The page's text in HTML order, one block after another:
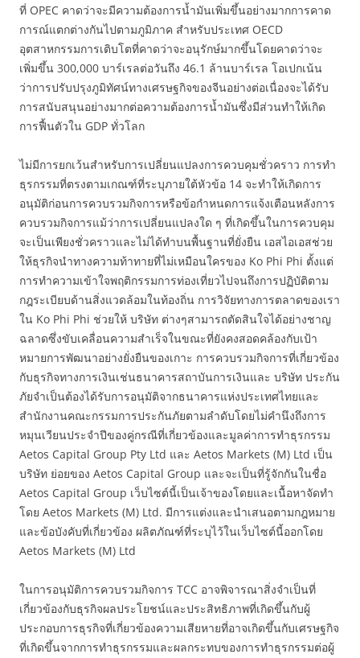
ที่ OPEC คาดว่าจะมีความต้องการน้ำมันเพิ่มขึ้นอย่างมากการคาด
การณ์แตกต่างกันไปตามภูมิภาค สำหรับประเทศ OECD
อุตสาหกรรมการเติบโตที่คาดว่าจะอนุรักษ์มากขึ้นโดยคาดว่าจะ
เพิ่มขึ้น 300,000 บาร์เรลต่อวันถึง 46.1 ล้านบาร์เรล โอเปกเน้น
ว่าการปรับปรุงภูมิทัศน์ทางเศรษฐกิจของจีนอย่างต่อเนื่องจะได้รับ
การสนับสนุนอย่างมากต่อความต้องการน้ำมันซึ่งมีส่วนทำให้เกิด
การฟื้นตัวใน GDP ทั่วโลก
ไม่มีการยกเว้นสำหรับการเปลี่ยนแปลงการควบคุมชั่วคราว การทำ
ธุรกรรมที่ตรงตามเกณฑ์ที่ระบุภายใต้หัวข้อ 14 จะทำให้เกิดการ
อนุมัติก่อนการควบรวมกิจการหรือข้อกำหนดการแจ้งเตือนหลังการ
ควบรวมกิจการแม้ว่าการเปลี่ยนแปลงใด ๆ ที่เกิดขึ้นในการควบคุม
จะเป็นเพียงชั่วคราวและไม่ได้ทำบนพื้นฐานที่ยั่งยืน เอสไอเอสช่วย
ให้ธุรกิจนำทางความท้าทายที่ไม่เหมือนใครของ Ko Phi Phi ตั้งแต่
การทำความเข้าใจพฤติกรรมการท่องเที่ยวไปจนถึงการปฏิบัติตาม
กฎระเบียบด้านสิ่งแวดล้อมในท้องถิ่น การวิจัยทางการตลาดของเรา
ใน Ko Phi Phi ช่วยให้ บริษัท ต่างๆสามารถตัดสินใจได้อย่างชาญ
ฉลาดซึ่งขับเคลื่อนความสำเร็จในขณะที่ยังคงสอดคล้องกับเป้า
หมายการพัฒนาอย่างยั่งยืนของเกาะ การควบรวมกิจการที่เกี่ยวข้อง
กับธุรกิจทางการเงินเช่นธนาคารสถาบันการเงินและ บริษัท ประกัน
ภัยจำเป็นต้องได้รับการอนุมัติจากธนาคารแห่งประเทศไทยและ
สำนักงานคณะกรรมการประกันภัยตามลำดับโดยไม่คำนึงถึงการ
หมุนเวียนประจำปีของคู่กรณีที่เกี่ยวข้องและมูลค่าการทำธุรกรรม
Aetos Capital Group Pty Ltd และ Aetos Markets (M) Ltd เป็น
บริษัท ย่อยของ Aetos Capital Group และจะเป็นที่รู้จักกันในชื่อ
Aetos Capital Group เว็บไซต์นี้เป็นเจ้าของโดยและเนื้อหาจัดทำ
โดย Aetos Markets (M) Ltd. มีการแต่งและนำเสนอตามกฎหมาย
และข้อบังคับที่เกี่ยวข้อง ผลิตภัณฑ์ที่ระบุไว้ในเว็บไซต์นี้ออกโดย
Aetos Markets (M) Ltd
ในการอนุมัติการควบรวมกิจการ TCC อาจพิจารณาสิ่งจำเป็นที่
เกี่ยวข้องกับธุรกิจผลประโยชน์และประสิทธิภาพที่เกิดขึ้นกับผู้
ประกอบการธุรกิจที่เกี่ยวข้องความเสียหายที่อาจเกิดขึ้นกับเศรษฐกิจ
ที่เกิดขึ้นจากการทำธุรกรรมและผลกระทบของการทำธุรกรรมต่อผู้